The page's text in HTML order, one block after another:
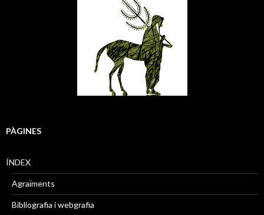
PÀGINES
ÍNDEX
Agraïments
Bibliografia i webgrafia